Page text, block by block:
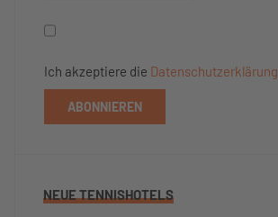
Ich akzeptiere die Datenschutzerklärung
ABONNIEREN
NEUE TENNISHOTELS